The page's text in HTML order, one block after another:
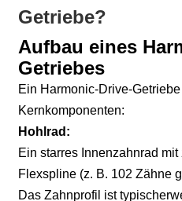
Getriebe?
Aufbau eines
Getriebes
Ein Harmonic-Drive-
Kernkomponenten:
Hohlrad:
Ein starres Innenzahnrad
Flexspline (z. B. 102 Zähne
Das Zahnprofil ist